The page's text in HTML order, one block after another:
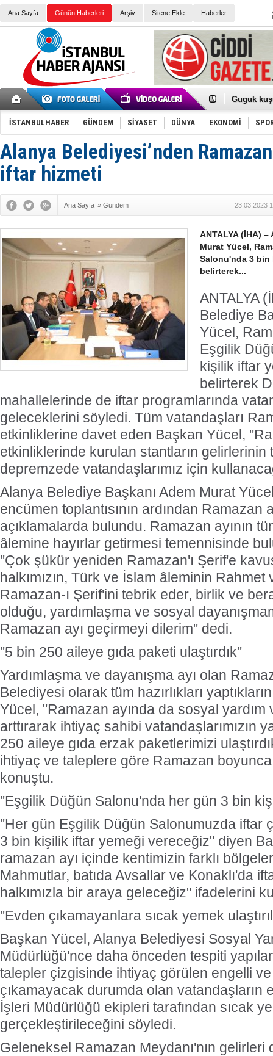
Ana Sayfa Günün Haberleri Arşiv Sitene Ekle Haberler
Türk
Guguk
Sneaker
Erkek
Tommy
Kayyum
İtalyan
3 gözaltı:
İSTANBULHABER GÜNDEM SİYASET DÜNYA EKONOMİ
Alanya Belediyesi’nden
iftar hizmeti
Ana Sayfa » Gündem 23.03.2023
ANTALYA (İHA)
Murat Yücel,
Salonu'nda 3
belirterek...
ANTALYA
Belediye
Yücel,
Eşgilik
kişilik iftar
belirterek
mahallelerinde de iftar programlarında
geleceklerini söyledi. Tüm vatandaşları
etkinliklerine davet eden Başkan Yücel,
etkinliklerinde kurulan stantların gelirlerinin
depremzede vatandaşlarımız için
Alanya Belediye Başkanı Adem Murat
encümen toplantısının ardından Ramazan
açıklamalarda bulundu. Ramazan ayının
âlemine hayırlar getirmesi temennisinde
"Çok şükür yeniden Ramazan'ı Şerif'e
halkımızın, Türk ve İslam âleminin Rahmet
Ramazan-ı Şerif'ini tebrik eder, birlik ve
olduğu, yardımlaşma ve sosyal
Ramazan ayı geçirmeyi dilerim" dedi.
"5 bin 250 aileye gıda paketi ulaştırdık"
Yardımlaşma ve dayanışma ayı olan
Belediyesi olarak tüm hazırlıkları
Yücel, "Ramazan ayında da sosyal
arttırarak ihtiyaç sahibi vatandaşlarımızın
250 aileye gıda erzak paketlerimizi
ihtiyaç ve taleplere göre Ramazan
konuştu.
"Eşgilik Düğün Salonu'nda her gün 3 bin
"Her gün Eşgilik Düğün Salonumuzda iftar
3 bin kişilik iftar yemeği vereceğiz" diyen
ramazan ayı içinde kentimizin farklı
Mahmutlar, batıda Avsallar ve Konaklı'da
halkımızla bir araya geleceğiz" ifadelerini
"Evden çıkamayanlara sıcak yemek
Başkan Yücel, Alanya Belediyesi Sosyal
Müdürlüğü'nce daha önceden tespiti
talepler çizgisinde ihtiyaç görülen engelli
çıkamayacak durumda olan vatandaşların
İşleri Müdürlüğü ekipleri tarafından sıcak
gerçekleştirileceğini söyledi.
Geleneksel Ramazan Meydanı'nın